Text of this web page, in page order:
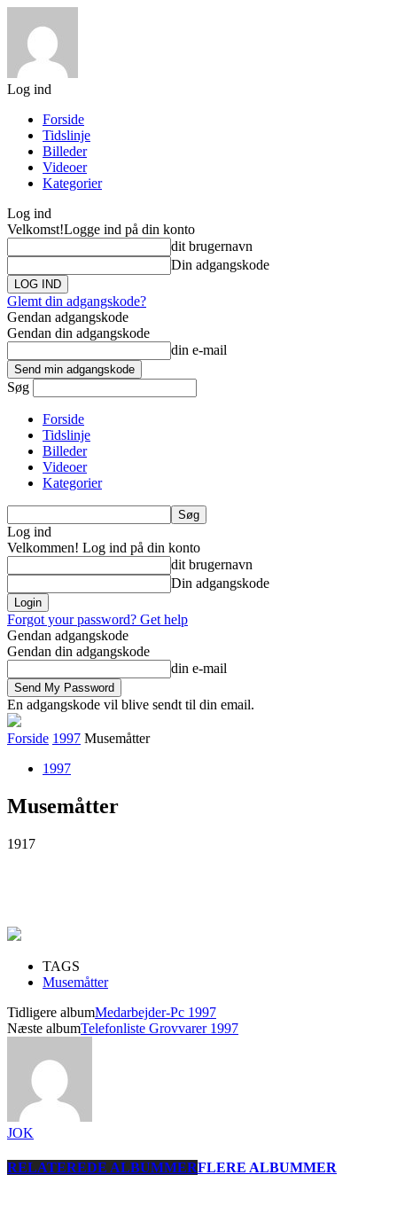
Log ind
Forside
Tidslinje
Billeder
Videoer
Kategorier
Log ind
Velkomst!Logge ind på din konto
dit brugernavn
Din adgangskode
Glemt din adgangskode?
Gendan adgangskode
Gendan din adgangskode
din e-mail
Søg
Forside
Tidslinje
Billeder
Videoer
Kategorier
Log ind
Velkommen! Log ind på din konto
dit brugernavn
Din adgangskode
Forgot your password? Get help
Gendan adgangskode
Gendan din adgangskode
din e-mail
En adgangskode vil blive sendt til din email.
Forside 1997 Musemåtter
1997
Musemåtter
1917
TAGS
Musemåtter
Tidligere albumMedarbejder-Pc 1997
Næste albumTelefonliste Grovvarer 1997
JOK
RELATEREDE ALBUMMERFLERE ALBUMMER